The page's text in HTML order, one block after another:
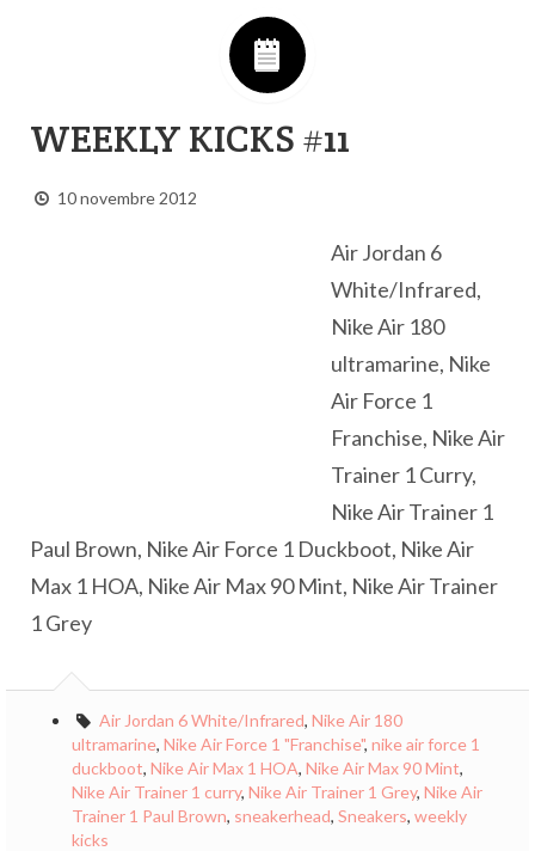
WEEKLY KICKS #11
10 novembre 2012
Air Jordan 6
White/Infrared,
Nike Air 180
ultramarine, Nike
Air Force 1
Franchise, Nike Air
Trainer 1 Curry,
Nike Air Trainer 1
Paul Brown, Nike Air Force 1 Duckboot, Nike Air
Max 1 HOA, Nike Air Max 90 Mint, Nike Air Trainer
1 Grey
Air Jordan 6 White/Infrared, Nike Air 180
ultramarine, Nike Air Force 1 "Franchise", nike air force 1
duckboot, Nike Air Max 1 HOA, Nike Air Max 90 Mint,
Nike Air Trainer 1 curry, Nike Air Trainer 1 Grey, Nike Air
Trainer 1 Paul Brown, sneakerhead, Sneakers, weekly
kicks